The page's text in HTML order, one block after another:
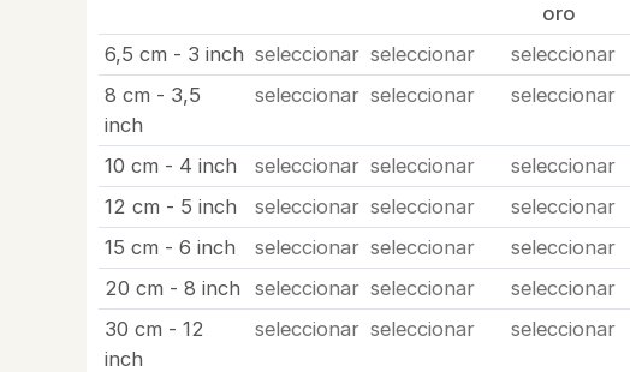
oro
6,5 cm - 3 inch seleccionar seleccionar seleccionar
8 cm - 3,5
inch
seleccionar seleccionar seleccionar
10 cm - 4 inch seleccionar seleccionar seleccionar
12 cm - 5 inch
seleccionar seleccionar seleccionar
15 cm - 6 inch
seleccionar seleccionar seleccionar
20 cm - 8 inch
seleccionar seleccionar seleccionar
30 cm - 12
inch
seleccionar seleccionar seleccionar